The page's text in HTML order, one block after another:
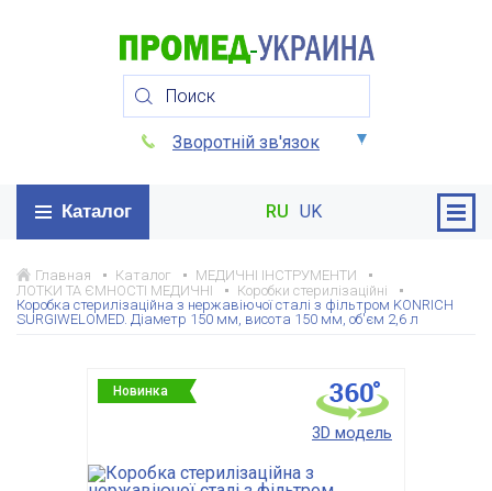
Зворотній зв'язок
Каталог RU UK
Главная Каталог
МЕДИЧНІ ІНСТРУМЕНТИ
ЛОТКИ ТА ЄМНОСТІ МЕДИЧНІ
Коробки стерилізаційні
Коробка стерилізаційна з нержавіючої сталі з фільтром KONRICH
SURGIWELOMED. Діаметр 150 мм, висота 150 мм, об'єм 2,6 л
Новинка
3D модель